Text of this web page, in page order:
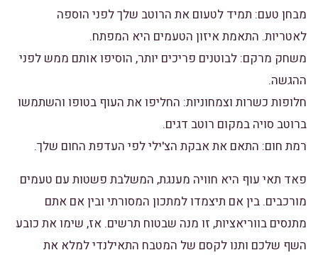
מבחן טעם: תמיד לטעום את הרוטב שלך לפני הוספה
לאטריות. התאמת איזון הטעמים היא המפתח.
משחק מרקם: לבוטנים פריכים יותר, הוסיפו אותם ממש לפני
ההגשה.
חלופות כשרות וצמחוניות: החליפו את העוף בטופו והשתמשו
ברוטב סויה במקום רוטב דגים.
רמת חום: התאם את אבקת הצ'ילי לפי העדפת החום שלך.
פאד תאי עוף היא חוויה מענגת, המשלבת פשטות עם טעמים
מורכבים. בין אם תיצמדו למתכון המסורתי ובין אם אתם
מתנסים בווריאציות, זו מנה שבטוח תרשים. אז, שימו את כובע
השף שלכם ותנו לקסם של המטבח התאילנדי למלא את